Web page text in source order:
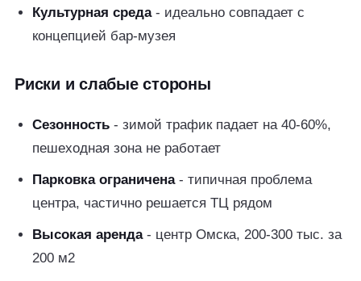
Культурная среда- идеально совпадает с
концепцией бар-музея
Риски и слабые стороны
Сезонность - зимой трафик падает на 40-60%,
пешеходная зона не работает
Парковка ограничена- типичная проблема
центра, частично решается ТЦ рядом
Высокая аренда- центр Омска, 200-300 тыс. за
200 м2